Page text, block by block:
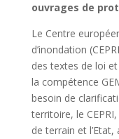
ouvrages de
Le Centre
d’inondation
des textes de loi
la compétence
besoin de
territoire, le
de terrain et